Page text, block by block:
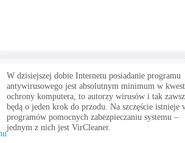
W dzisiejszej dobie Internetu posiadanie programu
antywirusowego jest absolutnym minimum w
ochrony komputera, to autorzy wirusów i tak
będą o jeden krok do przodu. Na szczęście istnieje
programów pomocnych zabezpieczaniu systemu –
jednym z nich jest VirCleaner.